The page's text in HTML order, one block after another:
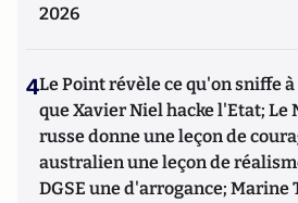
2026
4Le Point révèle ce qu'on sniffe
que Xavier Niel hacke l'Etat; Le
russe donne une leçon de
australien une leçon de
DGSE une d'arrogance;